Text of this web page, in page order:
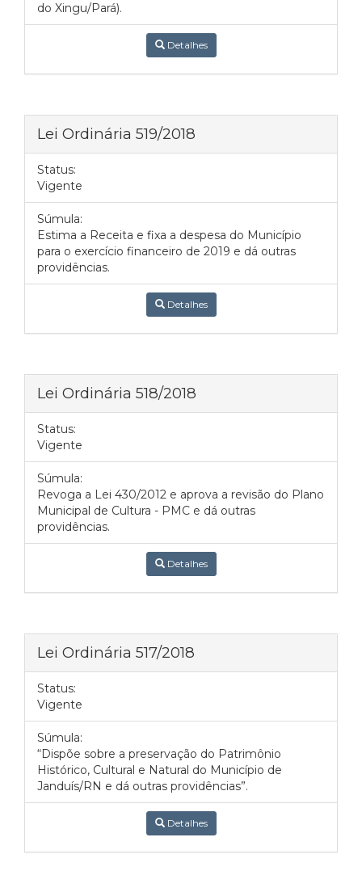
do Xingu/Pará).
Detalhes
Lei Ordinária 519/2018
Status:
Vigente
Súmula:
Estima a Receita e fixa a despesa do Município
para o exercício financeiro de 2019 e dá outras
providências.
Detalhes
Lei Ordinária 518/2018
Status:
Vigente
Súmula:
Revoga a Lei 430/2012 e aprova a revisão do Plano
Municipal de Cultura - PMC e dá outras
providências.
Detalhes
Lei Ordinária 517/2018
Status:
Vigente
Súmula:
“Dispõe sobre a preservação do Patrimônio
Histórico, Cultural e Natural do Município de
Janduís/RN e dá outras providências”.
Detalhes